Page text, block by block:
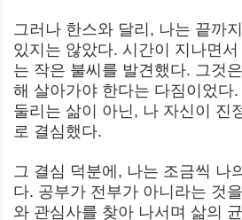
그러나 한스와 달리, 나는 끝까
있지는 않았다. 시간이 지나면
는 작은 불씨를 발견했다. 그것
해 살아가야 한다는 다짐이었다
둘리는 삶이 아닌, 나 자신이 진
로 결심했다.
그 결심 덕분에, 나는 조금씩 나
다. 공부가 전부가 아니라는 것
와 관심사를 찾아 나서며 삶의